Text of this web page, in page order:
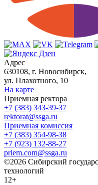
Адрес
630108, г. Новосибирск,
ул. Плахотного, 10
На карте
Приемная ректора
+7 (383) 343-39-37
rektorat@ssga.ru
Приемная комиссия
+7 (383) 354-98-38
+7 (923) 132-88-27
priem.com@ssga.ru
©2026 Сибирский
технологий
12+